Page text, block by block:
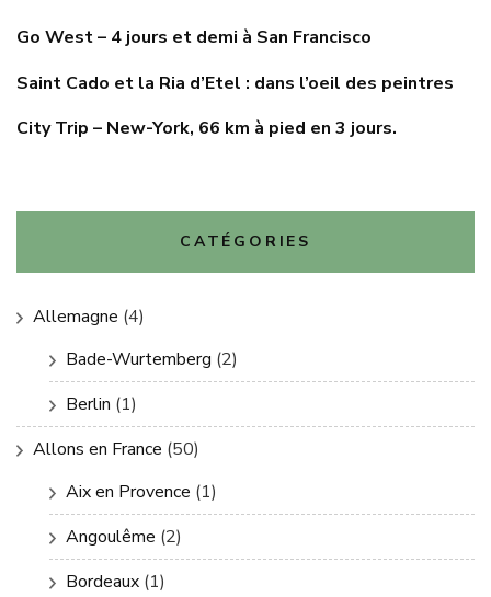
Go West – 4 jours et demi à San Francisco
Saint Cado et la Ria d’Etel : dans l’oeil des peintres
City Trip – New-York, 66 km à pied en 3 jours.
CATÉGORIES
Allemagne (4)
Bade-Wurtemberg (2)
Berlin (1)
Allons en France (50)
Aix en Provence (1)
Angoulême (2)
Bordeaux (1)